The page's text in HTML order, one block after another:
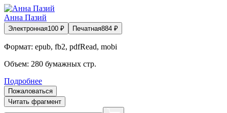
Анна Пазий
Электронная100 ₽ Печатная884 ₽
Формат: epub, fb2, pdfRead, mobi
Объем: 280 бумажных стр.
Подробнее
Пожаловаться
Читать фрагмент